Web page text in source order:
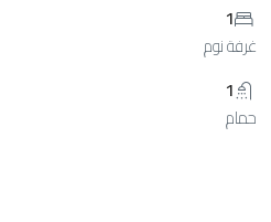
1
غرفة نوم
1
حمام